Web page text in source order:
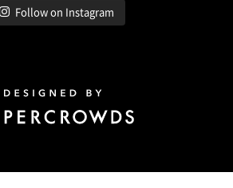
Follow on Instagram